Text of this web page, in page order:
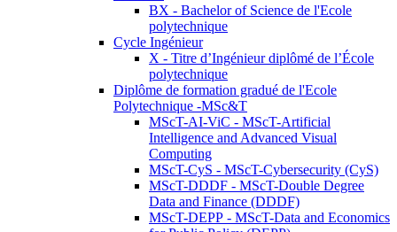
BX - Bachelor of Science de l'Ecole
polytechnique
Cycle Ingénieur
X - Titre d’Ingénieur diplômé de l’École
polytechnique
Diplôme de formation gradué de l'Ecole
Polytechnique -MSc&T
MScT-AI-ViC - MScT-Artificial
Intelligence and Advanced Visual
Computing
MScT-CyS - MScT-Cybersecurity (CyS)
MScT-DDDF - MScT-Double Degree
Data and Finance (DDDF)
MScT-DEPP - MScT-Data and Economics